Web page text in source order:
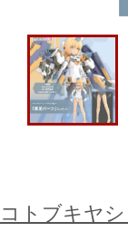
コトブキヤ